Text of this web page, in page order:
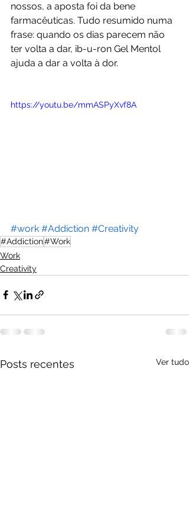
nossos, a aposta foi da bene
farmacêuticas. Tudo resumido numa
frase: quando os dias parecem não
ter volta a dar, ib-u-ron Gel Mentol
ajuda a dar a volta à dor.
https://youtu.be/mmASPyXvf8A
#work #Addiction #Creativity
#Addiction#Work
Work
Creativity
Posts recentes Ver tudo